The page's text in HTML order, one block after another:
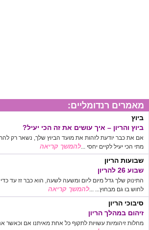
מאמרים רנדומליים:
ביוץ
ביוץ והריון – איך עושים את זה הכי יעיל?
אם את כבר יודעת לזהות את מועד הביוץ שלך, נשאר רק
מתי הכי יעיל לקיים יחסי ...להמשך קריאה
שבועות הריון
שבוע 26 להריון
התינוק שלך גדל מיום ליום ומשעה לשעה, הוא כבר זז עד כדי
לחוש בו גם מבחוץ... ...להמשך קריאה
סיבוכי הריון
זיהום במהלך הריון
מחלות זיהומיות עשויות לתקוף כל אחת מאיתנו אם וכאשר